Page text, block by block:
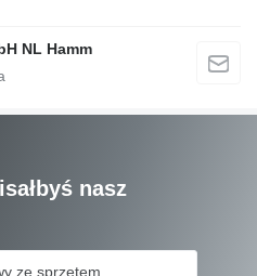
NL Hamm
nasz
ze sprzętem